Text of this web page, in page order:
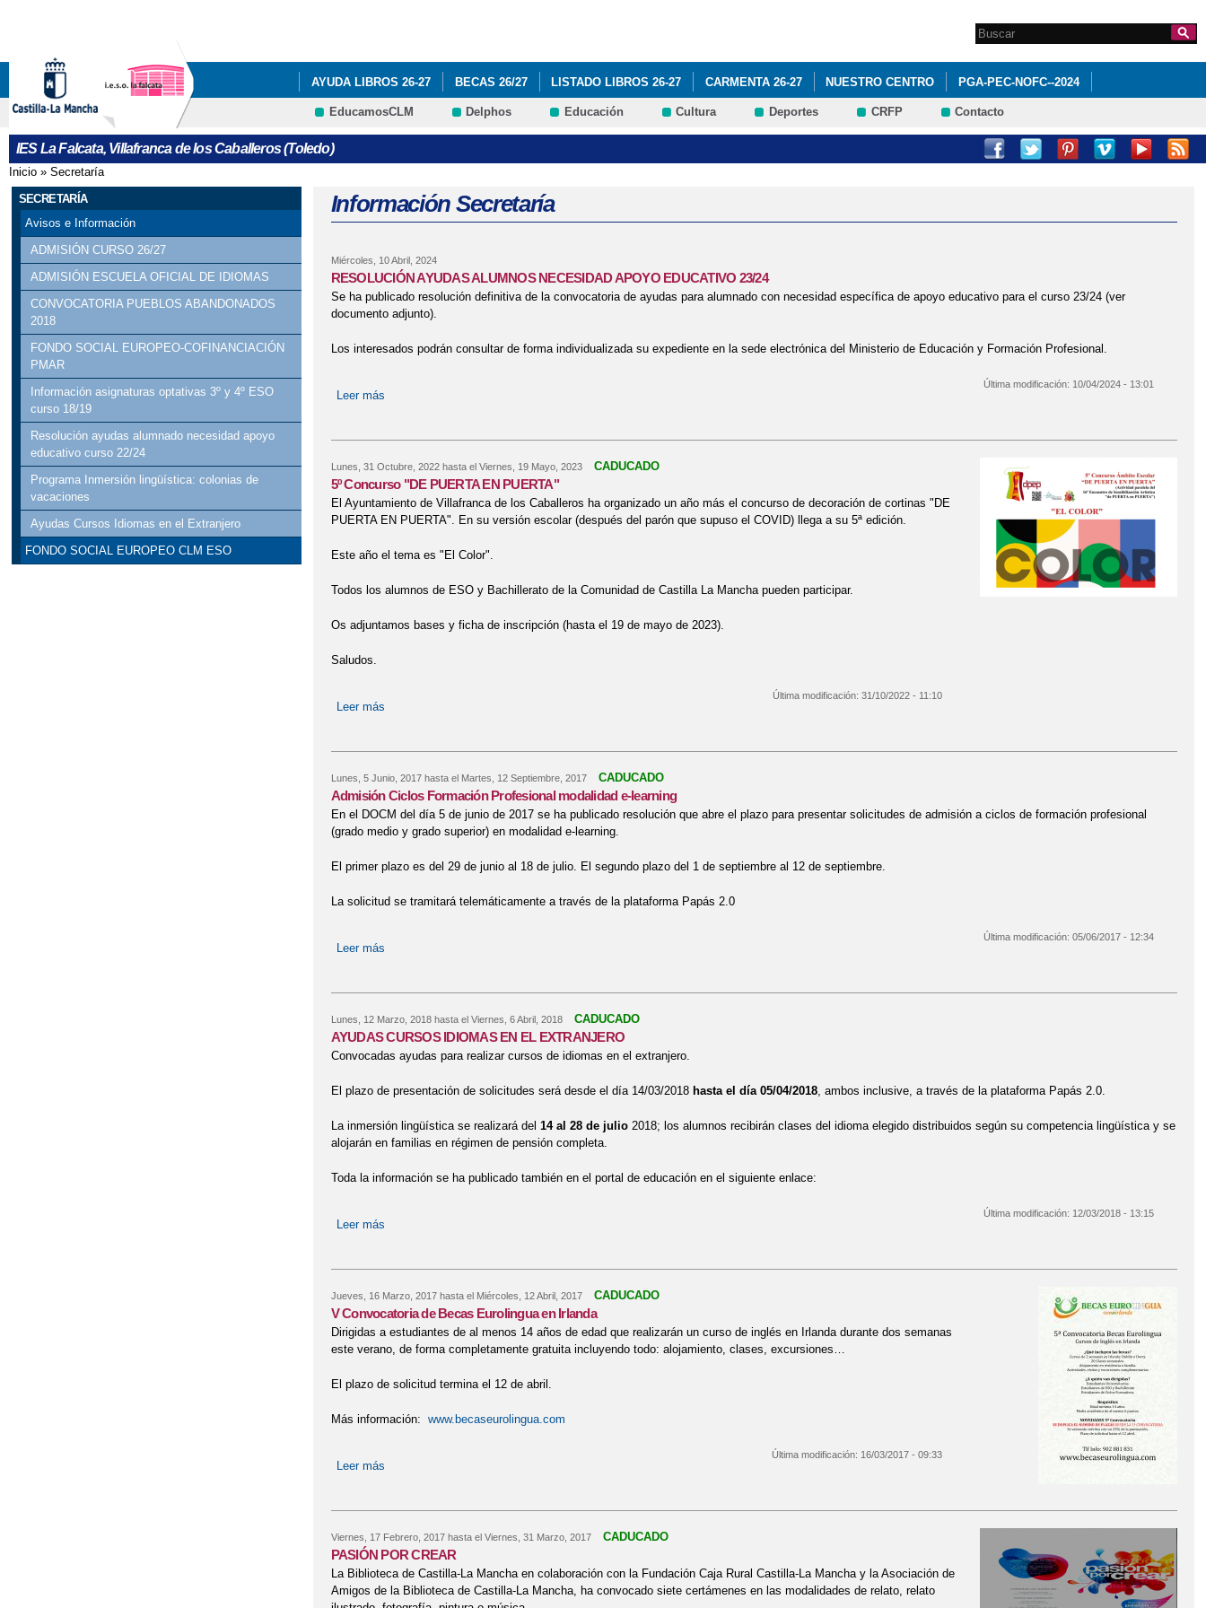
Formulario de
búsqueda
Search this site
AYUDA LIBROS 26-27 BECAS 26/27 LISTADO LIBROS 26-27 CARMENTA 26-27 NUESTRO CENTRO PGA-PEC-NOFC--2024
DOCUMENTOS DE CENTRO PROGRAMA ILUSIONA-T VI PLAN ÉXITO EDUCATIVO: PROYECTO TITULA-S SECRETARÍA
QUÉ HACEMOS
EducamosCLM Delphos Educación Cultura Deportes CRFP Contacto
IES La Falcata, Villafranca de los Caballeros (Toledo)
Se encuentra usted aquí
Inicio » Secretaría
SECRETARÍA
Avisos e Información
ADMISIÓN CURSO 26/27
ADMISIÓN ESCUELA OFICIAL DE IDIOMAS
CONVOCATORIA PUEBLOS ABANDONADOS
2018
FONDO SOCIAL EUROPEO-COFINANCIACIÓN
PMAR
Información asignaturas optativas 3º y 4º ESO
curso 18/19
Resolución ayudas alumnado necesidad apoyo
educativo curso 22/24
Programa Inmersión lingüística: colonias de
vacaciones
Ayudas Cursos Idiomas en el Extranjero
FONDO SOCIAL EUROPEO CLM ESO
Información Secretaría
Miércoles, 10 Abril, 2024
RESOLUCIÓN AYUDAS ALUMNOS NECESIDAD APOYO EDUCATIVO 23/24
Se ha publicado resolución definitiva de la convocatoria de ayudas para alumnado con necesidad específica de apoyo educativo para el curso 23/24 (ver
documento adjunto).
Los interesados podrán consultar de forma individualizada su expediente en la sede electrónica del Ministerio de Educación y Formación Profesional.
Leer más
Última modificación: 10/04/2024 - 13:01
Lunes, 31 Octubre, 2022hasta el Viernes, 19 Mayo, 2023 CADUCADO
5º Concurso "DE PUERTA EN PUERTA"
El Ayuntamiento de Villafranca de los Caballeros ha organizado un año más el concurso de decoración de cortinas "DE
PUERTA EN PUERTA". En su versión escolar (después del parón que supuso el COVID) llega a su 5ª edición.
Este año el tema es "El Color".
Todos los alumnos de ESO y Bachillerato de la Comunidad de Castilla La Mancha pueden participar.
Os adjuntamos bases y ficha de inscripción (hasta el 19 de mayo de 2023).
Saludos.
Leer más
Última modificación: 31/10/2022 - 11:10
Lunes, 5 Junio, 2017hasta el Martes, 12 Septiembre, 2017 CADUCADO
Admisión Ciclos Formación Profesional modalidad e-learning
En el DOCM del día 5 de junio de 2017 se ha publicado resolución que abre el plazo para presentar solicitudes de admisión a ciclos de formación profesional
(grado medio y grado superior) en modalidad e-learning.
El primer plazo es del 29 de junio al 18 de julio. El segundo plazo del 1 de septiembre al 12 de septiembre.
La solicitud se tramitará telemáticamente a través de la plataforma Papás 2.0
Leer más
Última modificación: 05/06/2017 - 12:34
Lunes, 12 Marzo, 2018hasta el Viernes, 6 Abril, 2018 CADUCADO
AYUDAS CURSOS IDIOMAS EN EL EXTRANJERO
Convocadas ayudas para realizar cursos de idiomas en el extranjero.
El plazo de presentación de solicitudes será desde el día 14/03/2018 hasta el día 05/04/2018, ambos inclusive, a través de la plataforma Papás 2.0.
La inmersión lingüística se realizará del 14 al 28 de julio2018; los alumnos recibirán clases del idioma elegido distribuidos según su competencia lingüística y se
alojarán en familias en régimen de pensión completa.
Toda la información se ha publicado también en el portal de educación en el siguiente enlace:
Leer más
Última modificación: 12/03/2018 - 13:15
Jueves, 16 Marzo, 2017hasta el Miércoles, 12 Abril, 2017 CADUCADO
V Convocatoria de Becas Eurolingua en Irlanda
Dirigidas a estudiantes de al menos 14 años de edad que realizarán un curso de inglés en Irlanda durante dos semanas
este verano, de forma completamente gratuita incluyendo todo: alojamiento, clases, excursiones…
El plazo de solicitud termina el 12 de abril.
Más información: www.becaseurolingua.com
Leer más
Última modificación: 16/03/2017 - 09:33
Viernes, 17 Febrero, 2017hasta el Viernes, 31 Marzo, 2017 CADUCADO
PASIÓN POR CREAR
La Biblioteca de Castilla-La Mancha en colaboración con la Fundación Caja Rural Castilla-La Mancha y la Asociación de
Amigos de la Biblioteca de Castilla-La Mancha, ha convocado siete certámenes en las modalidades de relato, relato